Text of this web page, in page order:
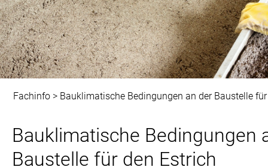
Fachinfo > Bauklimatische Bedingungen an der Baustelle
Bauklimatische Bedingungen
Baustelle für den Estrich